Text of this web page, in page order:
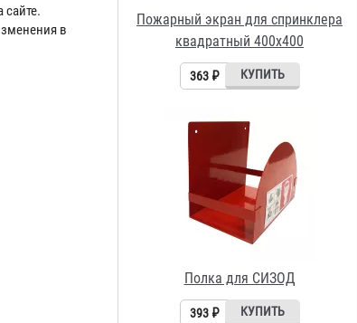
в
Полка для СИЗОД
«БАЛТИКА ПМ» 20
95 ₽